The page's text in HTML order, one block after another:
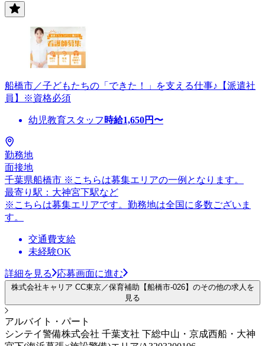
船橋市／子どもたちの「できた！」を支える仕事♪【派遣社
員】※資格必須
幼児教育スタッフ 時給1,650円〜
勤務地
面接地
千葉県船橋市 ※こちらは募集エリアの一例となります。
最寄り駅：大神宮下駅など
※こちらは募集エリアです。勤務地は全国に多数ございま
す。
交通費支給
未経験OK
詳細を見る 応募画面に進む
株式会社キャリア CC東京／保育補助【船橋市-026】のその他の求人を
見る
アルバイト・パート
シンテイ警備株式会社 千葉支社 下総中山・京成西船・大神